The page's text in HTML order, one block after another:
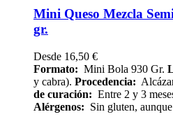
Mini Queso Mezcla
gr.
Desde 16,50 €
Formato: Mini Bola 930 Gr.
y cabra). Procedencia:
de curación: Entre 2 y 3
Alérgenos: Sin gluten,